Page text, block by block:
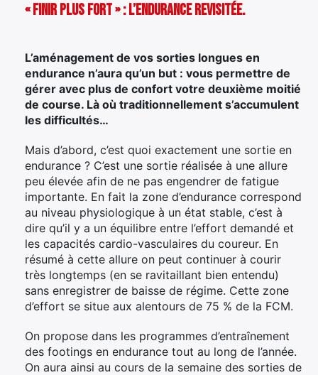
« Finir plus fort » : l’endurance revisitée.
L’aménagement de vos sorties longues en
endurance n’aura qu’un but : vous permettre de
gérer avec plus de confort votre deuxième moitié
de course. Là où traditionnellement s’accumulent
les difficultés…
Mais d’abord, c’est quoi exactement une sortie en
endurance ? C’est une sortie réalisée à une allure
peu élevée afin de ne pas engendrer de fatigue
importante. En fait la zone d’endurance correspond
au niveau physiologique à un état stable, c’est à
dire qu’il y a un équilibre entre l’effort demandé et
les capacités cardio-vasculaires du coureur. En
résumé à cette allure on peut continuer à courir
très longtemps (en se ravitaillant bien entendu)
sans enregistrer de baisse de régime. Cette zone
d’effort se situe aux alentours de 75 % de la FCM.
On propose dans les programmes d’entraînement
des footings en endurance tout au long de l’année.
On aura ainsi au cours de la semaine des sorties de